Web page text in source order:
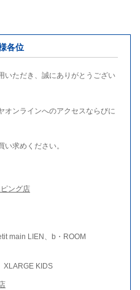
各位
いただき、誠にありがとうござい
オンラインへのアクセスならびに
求めください。
ング店
main LIEN、b・ROOM
XLARGE KIDS